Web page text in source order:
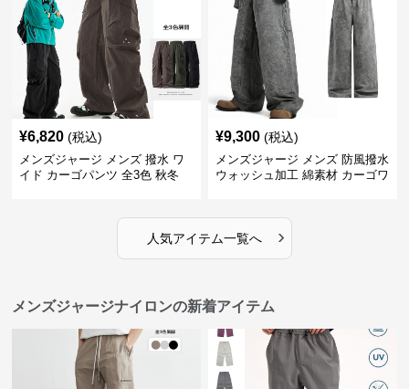
¥6,820 (税込)
メンズジャージ メンズ 撥水 ワ
イド カーゴパンツ 全3色 秋冬
¥9,300 (税込)
メンズジャージ メンズ 防風撥水
ウォッシュ加工 綿素材 カーゴワ
人気アイテム一覧へ ›
メンズジャージナイロンの新着アイテム